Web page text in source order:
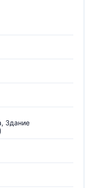
Здание